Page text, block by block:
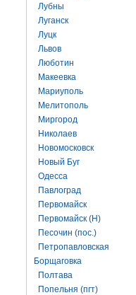
Лубны
Луганск
Луцк
Львов
Люботин
Макеевка
Мариуполь
Мелитополь
Миргород
Николаев
Новомосковск
Новый Буг
Одесса
Павлоград
Первомайск
Первомайск (Н)
Песочин (пос.)
Петропавловская
Борщаговка
Полтава
Попельня (пгт)